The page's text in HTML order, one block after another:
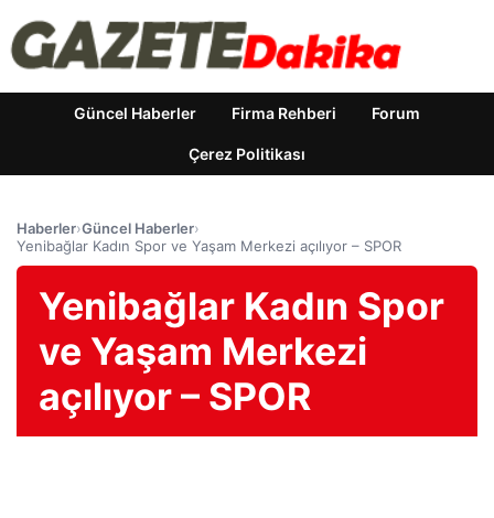
Güncel Haberler Firma Rehberi Forum
Çerez Politikası
Haberler›Güncel Haberler›
Yenibağlar Kadın Spor ve Yaşam Merkezi açılıyor – SPOR
Yenibağlar Kadın Spor
ve Yaşam Merkezi
açılıyor – SPOR